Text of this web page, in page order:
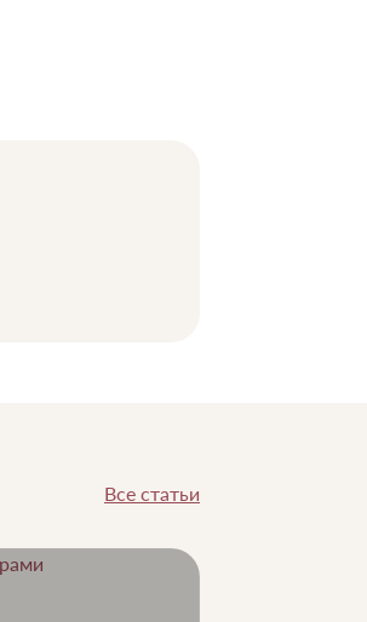
Все статьи